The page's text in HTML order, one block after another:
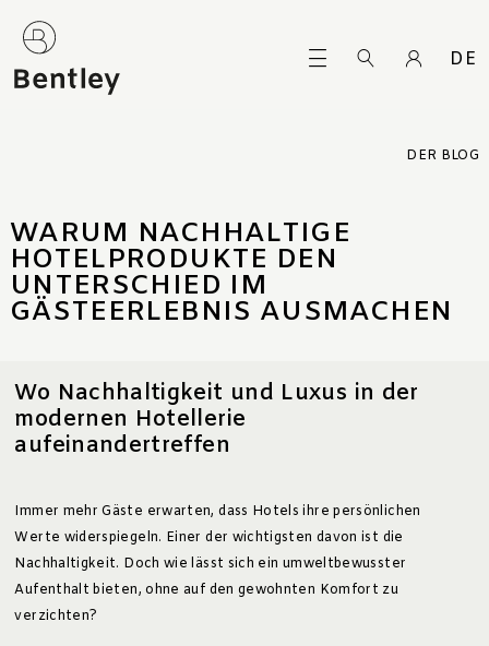
DE
DER BLOG
WARUM NACHHALTIGE
HOTELPRODUKTE DEN
UNTERSCHIED IM
GÄSTEERLEBNIS AUSMACHEN
Wo Nachhaltigkeit und Luxus in der
modernen Hotellerie
aufeinandertreffen
Immer mehr Gäste erwarten, dass Hotels ihre persönlichen
Werte widerspiegeln. Einer der wichtigsten davon ist die
Nachhaltigkeit. Doch wie lässt sich ein umweltbewusster
Aufenthalt bieten, ohne auf den gewohnten Komfort zu
verzichten?